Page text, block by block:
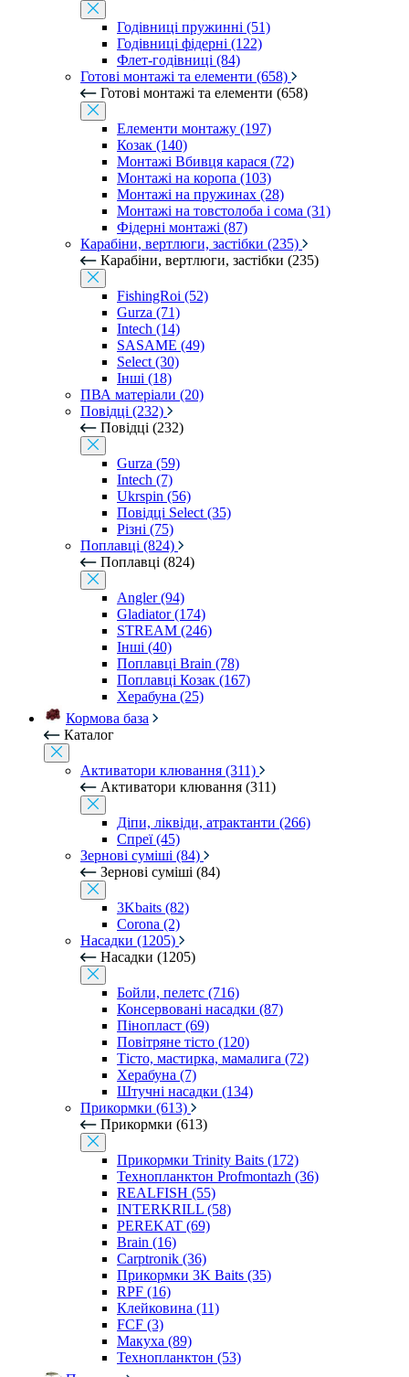
Годівниці пружинні (51)
Годівниці фідерні (122)
Флет-годівниці (84)
Готові монтажі та елементи (658)
Готові монтажі та елементи (658)
Елементи монтажу (197)
Козак (140)
Монтажі Вбивця карася (72)
Монтажі на коропа (103)
Монтажі на пружинах (28)
Монтажі на товстолоба і сома (31)
Фідерні монтажі (87)
Карабіни, вертлюги, застібки (235)
Карабіни, вертлюги, застібки (235)
FishingRoi (52)
Gurza (71)
Intech (14)
SASAME (49)
Select (30)
Інші (18)
ПВА матеріали (20)
Повідці (232)
Повідці (232)
Gurza (59)
Intech (7)
Ukrspin (56)
Повідці Select (35)
Різні (75)
Поплавці (824)
Поплавці (824)
Angler (94)
Gladiator (174)
STREAM (246)
Інші (40)
Поплавці Brain (78)
Поплавці Козак (167)
Херабуна (25)
Кормова база
Каталог
Активатори клювання (311)
Активатори клювання (311)
Діпи, ліквіди, атрактанти (266)
Спреї (45)
Зернові суміші (84)
Зернові суміші (84)
3Kbaits (82)
Corona (2)
Насадки (1205)
Насадки (1205)
Бойли, пелетс (716)
Консервовані насадки (87)
Пінопласт (69)
Повітряне тісто (120)
Тісто, мастирка, мамалига (72)
Херабуна (7)
Штучні насадки (134)
Прикормки (613)
Прикормки (613)
Прикормки Trinity Baits (172)
Технопланктон Profmontazh (36)
REALFISH (55)
INTERKRILL (58)
PEREKAT (69)
Brain (16)
Carptronik (36)
Прикормки 3K Baits (35)
RPF (16)
Клейковина (11)
FCF (3)
Макуха (89)
Технопланктон (53)